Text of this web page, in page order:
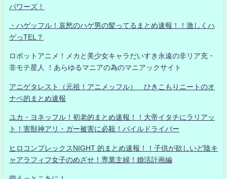
パワーズ！
・ハゲッフル！哀愁のハゲ男の髪ってるまとめ速報！！激しくハ
ゲっTEL？
ロボットアニメ！メカと美少女キャラだいすき永遠の非リア充・
非モテ星人 ！あらゆるマニアの為のマニアックサイト
アニゲタレスト（元祖！アニメッフル） ひきこもりニートのオ
ナベ的まとめ速報
ユカ・ヨネッフル！初老的まとめ速報！！大帝イタチにラリアッ
ト！害獣神アリ・ガー被害に必殺！パイルドライバー
ヒロコンプレックスNIGHT 的まとめ速報！！子供が欲しいど陰キ
ャアラフィフ女子のめざせ！専業主婦！婚活計画編